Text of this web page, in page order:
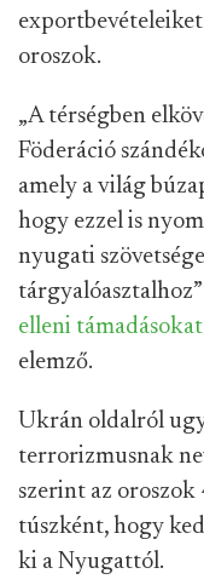
oroszok.
„A térségben
Föderáció
amely a világ
hogy ezzel is
nyugati
tárgyalóasztalhoz”
elleni támadásokat
elemző.
Ukrán oldalról
terrorizmusnak
szerint az
túszként, hogy
ki a Nyugattól.